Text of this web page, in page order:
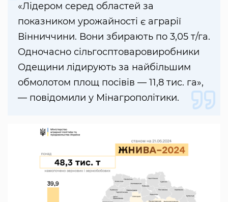
«Лідером серед областей за
показником урожайності є аграрії
Вінниччини. Вони збирають по 3,05 т/га.
Одночасно сільгосптоваровиробники
Одещини лідирують за найбільшим
обмолотом площ посівів — 11,8 тис. га»,
— повідомили у Мінагрополітики.